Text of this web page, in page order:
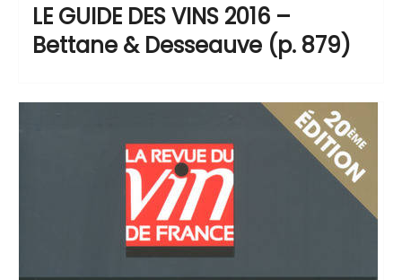
LE GUIDE DES VINS 2016 –
Bettane & Desseauve (p. 879)